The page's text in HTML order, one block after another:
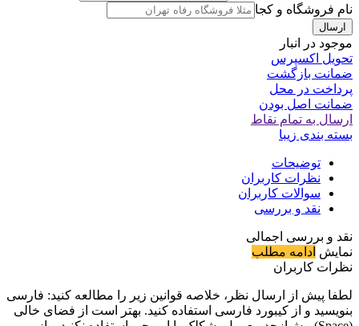
نام فروشگاه و کجا
موجود در انبار
تحویل اکسپرس
ضمانت بازگشت
پرداخت در محل
ضمانت اصل بودن
ارسال به تمام نقاط
بسته بندی زیبا
توضیحات
نظرات کاربران
سوالات کاربران
نقد و بررسی
نقد و بررسی اجمالی
نمایش ادامه مطلب
نظرات کاربران
لطفا پیش از ارسال نظر، خلاصه قوانین زیر را مطالعه کنید: فارسی
بنویسید و از کیبورد فارسی استفاده کنید. بهتر است از فضای خالی